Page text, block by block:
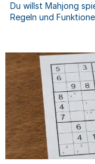
Du willst Mahjong
Regeln und